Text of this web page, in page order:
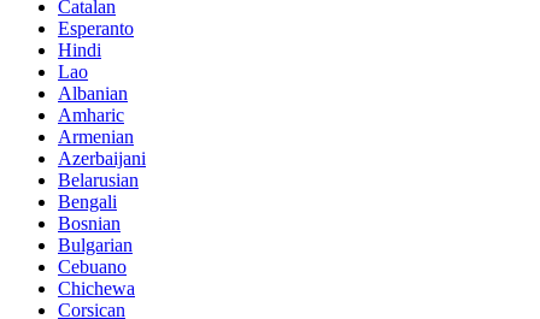
Catalan
Esperanto
Hindi
Lao
Albanian
Amharic
Armenian
Azerbaijani
Belarusian
Bengali
Bosnian
Bulgarian
Cebuano
Chichewa
Corsican